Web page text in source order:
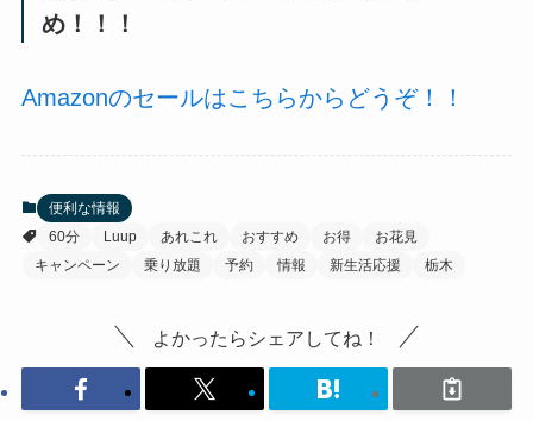
め！！！
Amazonのセールはこちらからどうぞ！！
便利な情報
60分
Luup あれこれ おすすめ お得
お花見
キャンペーン
乗り放題 予約 情報 新生活応援 栃木
よかったらシェアしてね！